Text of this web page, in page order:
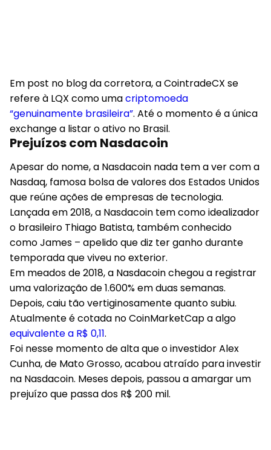
Em post no blog da corretora, a CointradeCX se
refere à LQX como umacriptomoeda
“genuinamente brasileira”. Até o momento é a única
exchange a listar o ativo no Brasil.
Prejuízos com Nasdacoin
Apesar do nome, a Nasdacoin nada tem a ver com a
Nasdaq, famosa bolsa de valores dos Estados Unidos
que reúne ações de empresas de tecnologia.
Lançada em 2018, a Nasdacoin tem como idealizador
o brasileiro Thiago Batista, também conhecido
como James – apelido que diz ter ganho durante
temporada que viveu no exterior.
Em meados de 2018, a Nasdacoin chegou a registrar
uma valorização de 1.600% em duas semanas.
Depois, caiu tão vertiginosamente quanto subiu.
Atualmente é cotada no CoinMarketCap a algo
equivalente a R$ 0,11.
Foi nesse momento de alta que o investidor Alex
Cunha, de Mato Grosso, acabou atraído para investir
na Nasdacoin. Meses depois, passou a amargar um
prejuízo que passa dos R$ 200 mil.